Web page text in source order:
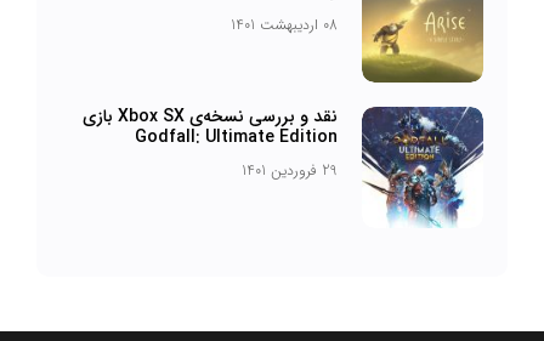
08 اردیبهشت 1401
نقد و بررسی نسخه‌ی Xbox SX بازی
Godfall: Ultimate Edition
29 فروردین 1401